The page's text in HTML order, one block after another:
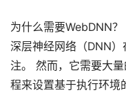
为什么需要WebDNN？
深层神经网络（DNN
注。 然而，它需要大
程来设置基于执行环境